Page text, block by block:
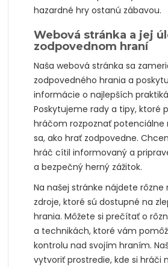
hazardné hry ostanú zábavou.
Webová stránka a jej
zodpovednom hraní
Naša webová stránka sa
zodpovedného hrania a
informácie o najlepších
Poskytujeme rady a tipy, ktoré
hráčom rozpoznať potenciálne
sa, ako hrať zodpovedne.
hráč cítil informovaný a
a bezpečný herný zážitok.
Na našej stránke nájdete rôzne
zdroje, ktoré sú dostupné na
hrania. Môžete si prečítať o
a technikách, ktoré vám
kontrolu nad svojím hraním.
vytvoriť prostredie, kde si hráči